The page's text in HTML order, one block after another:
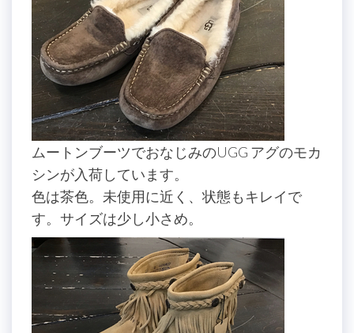
ムートンブーツでおなじみのUGG アグのモカ
シンが入荷しています。
色は茶色。未使用に近く、状態もキレイで
す。サイズは少し小さめ。